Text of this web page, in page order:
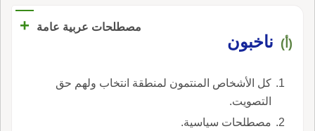
مصطلحات عربية عامة +
(أ) ناخبون
كل الأشخاص المنتمون لمنطقة انتخاب ولهم حق
التصويت.
مصطلحات سياسية.